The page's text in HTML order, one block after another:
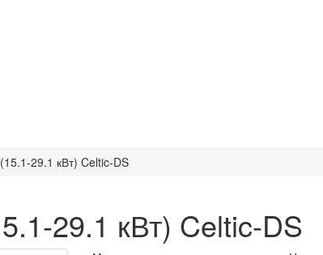
29.1 кВт) Celtic-DS
29.1 кВт) Celtic-DS